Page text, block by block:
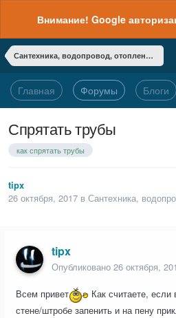
Внимание! Google
Сантехника, водопровод, отопление, канализация
Главная Форумы Блоги
Спрятать трубы
как спрятать трубы
tipx
26 октября, 2017 в Сантехника,
tipx
Опубликовано 26 октября,
Всем привет
Как считаете,
стене/штробе запенить и на пену